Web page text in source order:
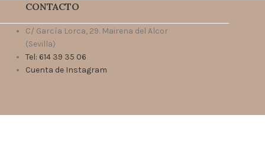
CONTACTO
C/ García Lorca, 29. Mairena del Alcor
(Sevilla)
Tel: 614 39 35 06
Cuenta de Instagram